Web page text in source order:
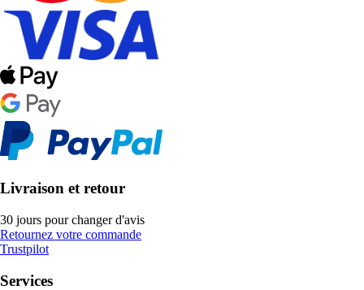
Livraison et retour
30 jours pour changer d'avis
Retournez votre commande
Trustpilot
Services